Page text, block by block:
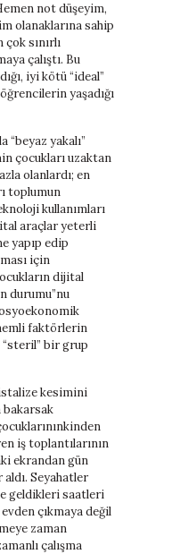
not düşeyim,
olanaklarına sahip
sınırlı
çalıştı. Bu
iyi kötü “ideal”
yaşadığı
“beyaz yakalı”
çocukları uzaktan
olanlardı; en
toplumun
kullanımları
araçlar yeterli
yapıp edip
için
dijital
durumu”nu
faktörlerin
bir grup
kesimini
bakarsak
iş toplantılarının
ekrandan gün
Seyahatler
geldikleri saatleri
çıkmaya değil
zaman
çalışma